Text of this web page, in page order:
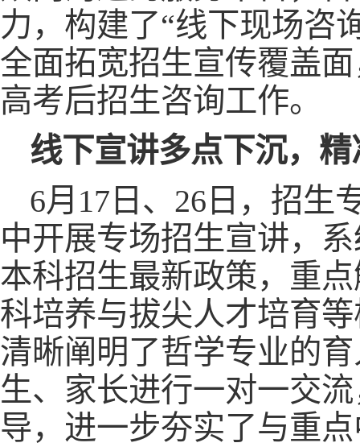
力，构建了“线下现场咨
全面拓宽招生宣传覆盖
高考后招生咨询工作。
线下宣讲多点下沉，
6月17日、26日，招生
中开展专场招生宣讲，
本科招生最新政策，重
科培养与拔尖人才培育
清晰阐明了哲学专业的
生、家长进行一对一交
导，进一步夯实了与重